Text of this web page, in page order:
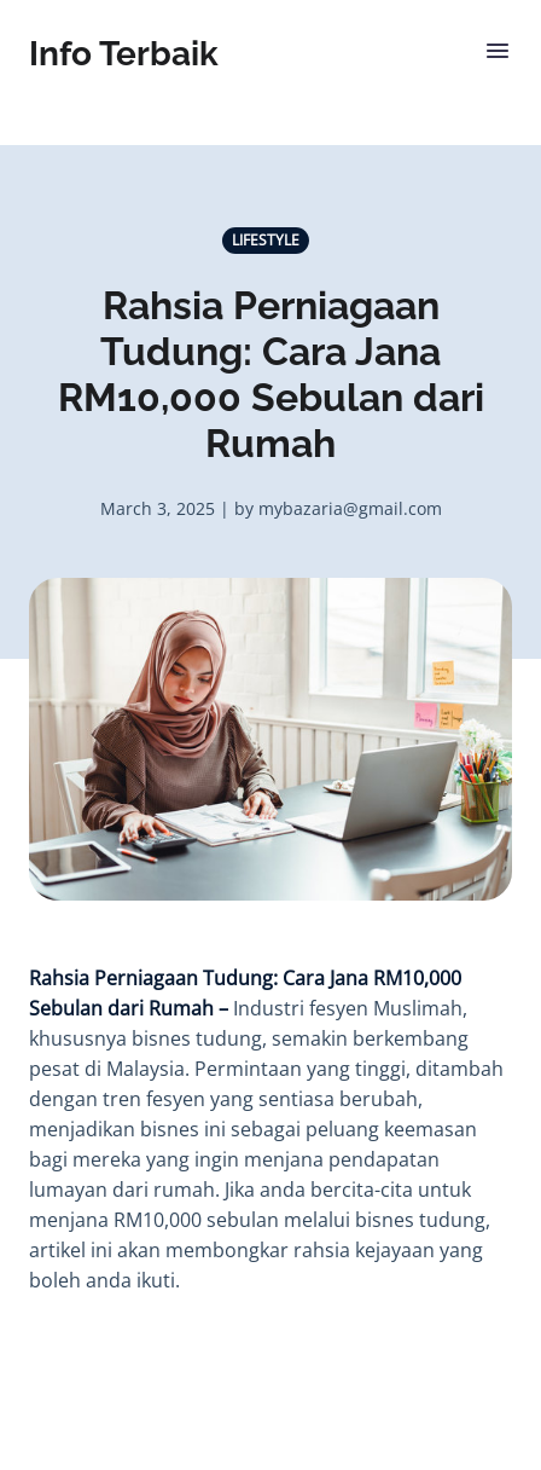
Info Terbaik
LIFESTYLE
Rahsia Perniagaan
Tudung: Cara Jana
RM10,000 Sebulan dari
Rumah
March 3, 2025 | by mybazaria@gmail.com
Rahsia Perniagaan Tudung: Cara Jana RM10,000
Sebulan dari Rumah – Industri fesyen Muslimah,
khususnya bisnes tudung, semakin berkembang
pesat di Malaysia. Permintaan yang tinggi, ditambah
dengan tren fesyen yang sentiasa berubah,
menjadikan bisnes ini sebagai peluang keemasan
bagi mereka yang ingin menjana pendapatan
lumayan dari rumah. Jika anda bercita-cita untuk
menjana RM10,000 sebulan melalui bisnes tudung,
artikel ini akan membongkar rahsia kejayaan yang
boleh anda ikuti.